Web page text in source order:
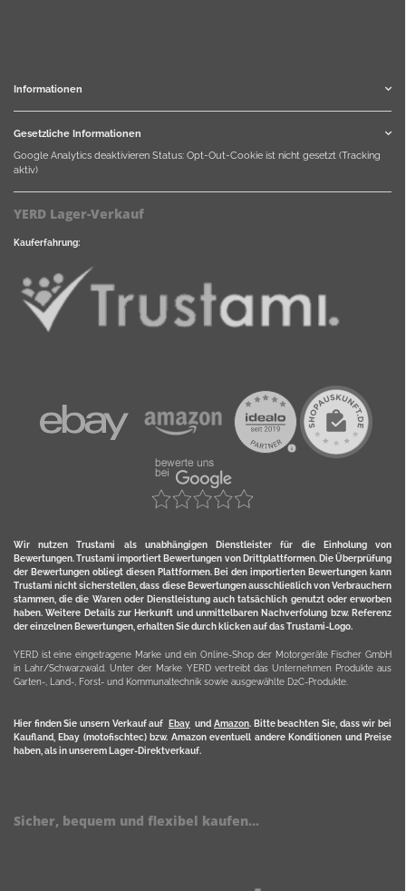
Informationen
Gesetzliche Informationen
Google Analytics deaktivieren Status: Opt-Out-Cookie ist nicht gesetzt (Tracking
aktiv)
YERD Lager-Verkauf
Kauferfahrung:
Wir nutzen Trustami als unabhängigen Dienstleister für die Einholung von
Bewertungen. Trustami importiert Bewertungen von Drittplattformen. Die Überprüfung
der Bewertungen obliegt diesen Plattformen. Bei den importierten Bewertungen kann
Trustami nicht sicherstellen, dass diese Bewertungen ausschließlich von Verbrauchern
stammen, die die Waren oder Dienstleistung auch tatsächlich genutzt oder erworben
haben. Weitere Details zur Herkunft und unmittelbaren Nachverfolung bzw. Referenz
der einzelnen Bewertungen, erhalten Sie durch klicken auf das Trustami-Logo.
YERD ist eine eingetragene Marke und ein Online-Shop der Motorgeräte Fischer GmbH
in Lahr/Schwarzwald. Unter der Marke YERD vertreibt das Unternehmen Produkte aus
Garten-, Land-, Forst- und Kommunaltechnik sowie ausgewählte D2C-Produkte.
Hier finden Sie unsern Verkauf auf Ebayund Amazon. Bitte beachten Sie, dass wir bei
Kaufland, Ebay (motofischtec) bzw. Amazon eventuell andere Konditionen und Preise
haben, als in unserem Lager-Direktverkauf.
Sicher, bequem und flexibel kaufen...